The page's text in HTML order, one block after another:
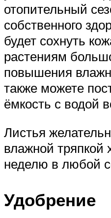
отопительный
собственного
будет сохнуть
растениям
повышения
также можете
ёмкость с водой
Листья
влажной тряпкой
неделю в любой
Удобрение